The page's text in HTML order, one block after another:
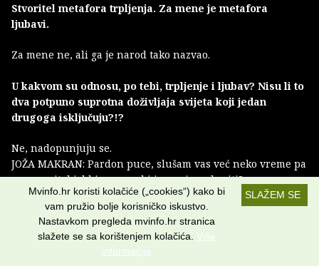
Stvoritel metafora trpljenja. Za mene je metafora
ljubavi.
Za mene ne, ali ga je narod tako nazvao.
U kakvom su odnosu, po tebi, trpljenje i ljubav? Nisu li to
dva potpuno suprotna doživljaja svijeta koji jedan
drugoga isključuju?!?
Ne, nadopunjuju se.
JOŽA MAKRAN: Pardon puce, slušam vas već neko vreme pa
sam se pital jel bi se mogel i ja mrvicu ubaciti?
(Zanimljiva situacija. Imam pisca koji odbija dati riječ
Stvoritelu i književni lik koji nepozvan upada u intervju….
Čini se da Trpeći Stvoritel i meni nešto poručuje!)
Izvolite, gospodine Joža.
SLAŽEM SE
Mvinfo.hr koristi kolačiće („cookies“) kako bi
vam pružio bolje korisničko iskustvo.
Nastavkom pregleda mvinfo.hr stranica
slažete se sa korištenjem kolačića. Više
informacija